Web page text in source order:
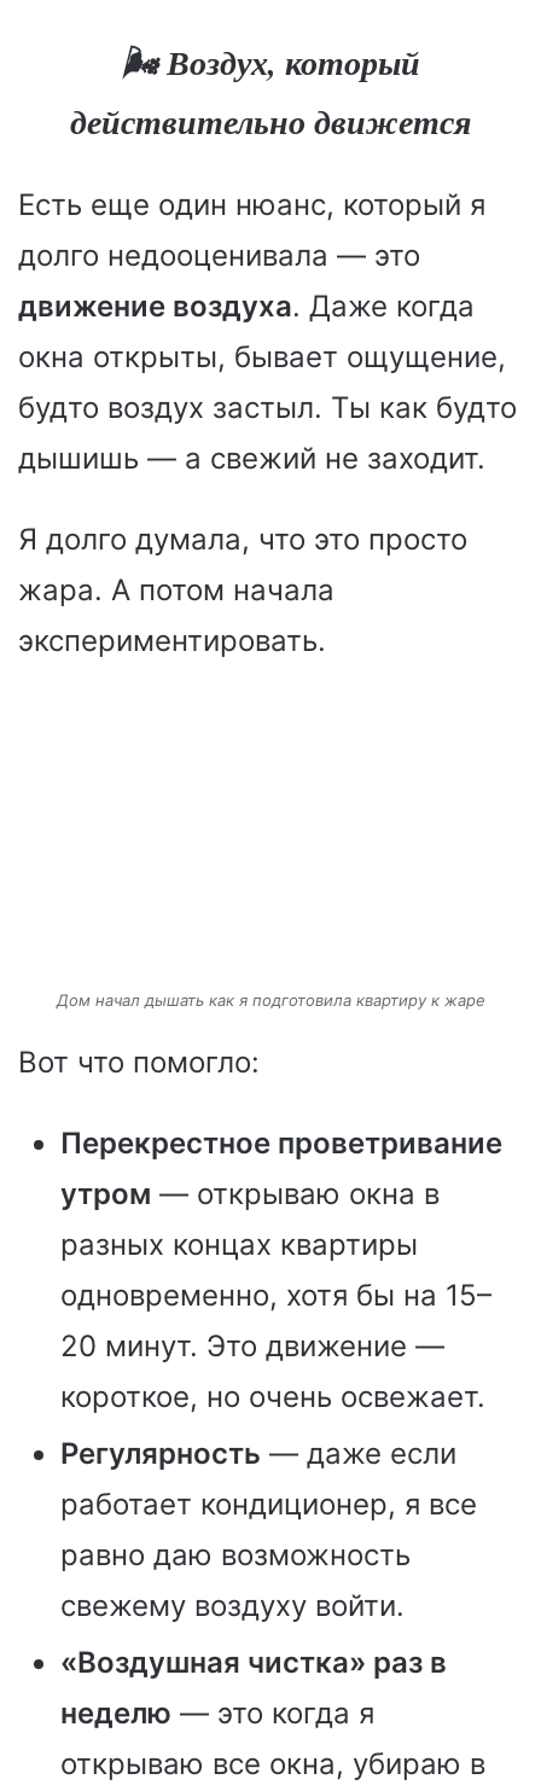
🌬 Воздух, который
действительно движется
Есть еще один нюанс, который я
долго недооценивала — это
движение воздуха. Даже когда
окна открыты, бывает ощущение,
будто воздух застыл. Ты как будто
дышишь — а свежий не заходит.
Я долго думала, что это просто
жара. А потом начала
экспериментировать.
Дом начал дышать как я подготовила квартиру к жаре
Вот что помогло:
Перекрестное проветривание
утром — открываю окна в
разных концах квартиры
одновременно, хотя бы на 15–
20 минут. Это движение —
короткое, но очень освежает.
Регулярность — даже если
работает кондиционер, я все
равно даю возможность
свежему воздуху войти.
«Воздушная чистка» раз в
неделю — это когда я
открываю все окна, убираю в